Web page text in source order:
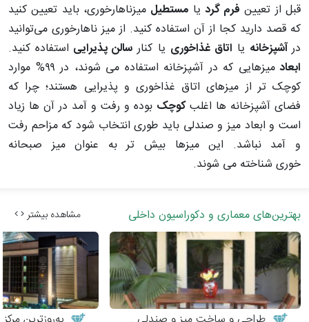
قبل از تعیین فرم گرد یا مستطیل میزناهارخوری، باید تعیین کنید
که قصد دارید کجا از آن استفاده کنید. از میز ناهارخوری می‌توانید
درآشپزخانه یا اتاق غذاخوری یا کنار سالن پذیرایی استفاده کنید.
ابعاد
میزهایی که در آشپزخانه استفاده می شوند، در ۹۹% موارد
کوچک تر از میزهای اتاق غذاخوری و پذیرایی هستند؛ چرا که
فضای آشپزخانه ها اغلبکوچک بوده و رفت و آمد در آن ها زیاد
است و ابعاد میز و صندلی باید طوری انتخاب شود که مزاحم رفت
و آمد نباشد. این میزها بیش تر به عنوانمیز صبحانه
خوری شناخته می شوند.
بهترین‌های معماری و دکوراسیون داخلی مشاهده بیشتر